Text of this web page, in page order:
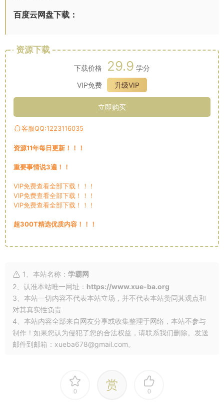
百度云网盘下载：
资源下载
下载价格 29.9 学分
VIP免费
升级VIP
立即购买
客服QQ:1223116035
资源11年每日更新！！！
重要事情说3遍！！
VIP免费查看全部下载！！！
VIP免费查看全部下载！！！
VIP免费查看全部下载！！！
超300T精选优质内容！！！
1、本站名称： 学霸网
2、认准本站唯一网址： https://www.xue-ba.org
3、本站一切内容不代表本站立场，并不代表本站赞同其观点和
对其真实性负责
4、本站内容全部来自网友分享或收集整理于网络，本站不参与
制作！如果您认为侵犯了您的合法权益，请联系我们删除。发送
邮件到邮箱：xueba678@gmail.com。
0 赏 0